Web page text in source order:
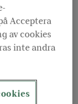
Acceptera
av cookies
inte andra